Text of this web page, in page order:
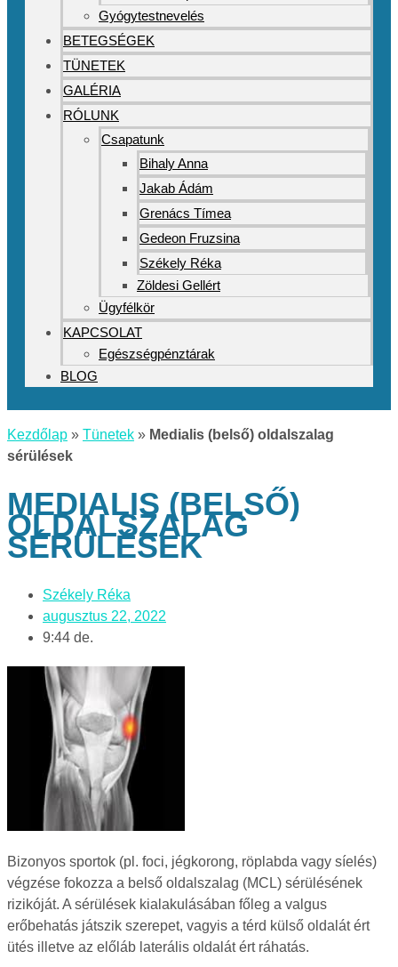
Gyógytestnevelés
BETEGSÉGEK
TÜNETEK
GALÉRIA
RÓLUNK
Csapatunk
Bihaly Anna
Jakab Ádám
Grenács Tímea
Gedeon Fruzsina
Székely Réka
Zöldesi Gellért
Ügyfélkör
KAPCSOLAT
Egészségpénztárak
BLOG
Kezdőlap » Tünetek » Medialis (belső) oldalszalag
sérülések
MEDIALIS (BELSŐ)
OLDALSZALAG
SÉRÜLÉSEK
Székely Réka
augusztus 22, 2022
9:44 de.
Bizonyos sportok (pl. foci, jégkorong, röplabda vagy síelés)
végzése fokozza a belső oldalszalag (MCL) sérülésének
rizikóját. A sérülések kialakulásában főleg a valgus
erőbehatás játszik szerepet, vagyis a térd külső oldalát ért
ütés illetve az előláb laterális oldalát ért ráhatás.